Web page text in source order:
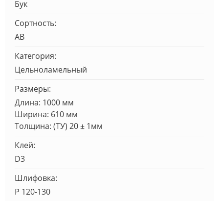
Бук
Сортность:
AB
Категория:
Цельноламельный
Размеры:
Длина: 1000 мм
Ширина: 610 мм
Толщина: (ТУ) 20 ± 1мм
Клей:
D3
Шлифовка:
Р 120-130